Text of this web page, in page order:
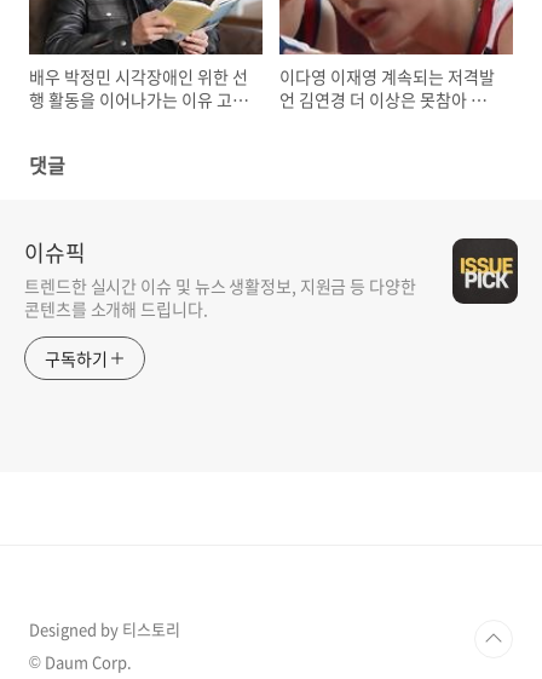
배우 박정민 시각장애인 위한 선
행 활동을 이어나가는 이유 고백
이다영 이재영 계속되는 저격발
언 김연경 더 이상은 못참아 강
댓글
이슈픽
트렌드한 실시간 이슈 및 뉴스 생활정보, 지원금 등 다양한
콘텐츠를 소개해 드립니다.
구독하기
Designed by 티스토리
© Daum Corp.